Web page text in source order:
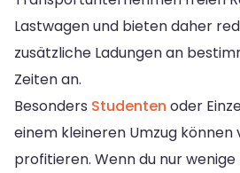
Lastwagen und bieten daher
zusätzliche Ladungen an
Zeiten an.
Besonders Studenten oder
einem kleineren Umzug können
profitieren. Wenn du nur